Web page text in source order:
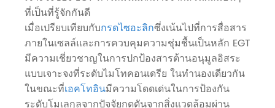
ที่เป็นที่รู้จักกันดี
เมื่อเปรียบเทียบกับกรดไซอะลิกซึ่งเน้นไปที่การสื่อสาร
ภายในเซลล์และการควบคุมความชุ่มชื้นเป็นหลัก EGT
มีความเชี่ยวชาญในการปกป้องสารต้านอนุมูลอิสระ
แบบเจาะจงที่ระดับไมโทคอนเดรีย ในทำนองเดียวกัน
ในขณะที่เอคโทอินมีความโดดเด่นในการป้องกัน
ระดับโมเลกุลจากปัจจัยกดดันจากสิ่งแวดล้อมผ่าน